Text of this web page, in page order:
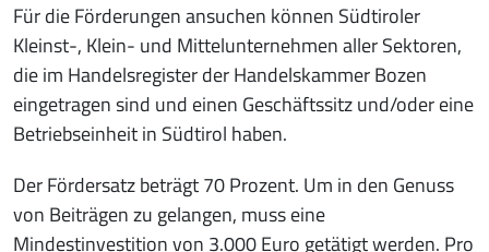
Für die Förderungen ansuchen können Südtiroler
Kleinst-, Klein- und Mittelunternehmen aller Sektoren,
die im Handelsregister der Handelskammer Bozen
eingetragen sind und einen Geschäftssitz und/oder eine
Betriebseinheit in Südtirol haben.
Der Fördersatz beträgt 70 Prozent. Um in den Genuss
von Beiträgen zu gelangen, muss eine
Mindestinvestition von 3.000 Euro getätigt werden. Pro